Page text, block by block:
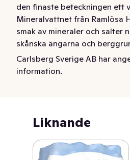
den finaste beteckningen ett
Mineralvattnet från Ramlösa
smak av mineraler och salter
skånska ängarna och
en törstsläckare direkt från
och lätt uppfriskad med
Vattenfond, i samarbete med
Ramlösa Original som säljs
motsvarande en liter rent
Korsets vattenprojekt i
Carlsberg Sverige AB har
information.
Liknande